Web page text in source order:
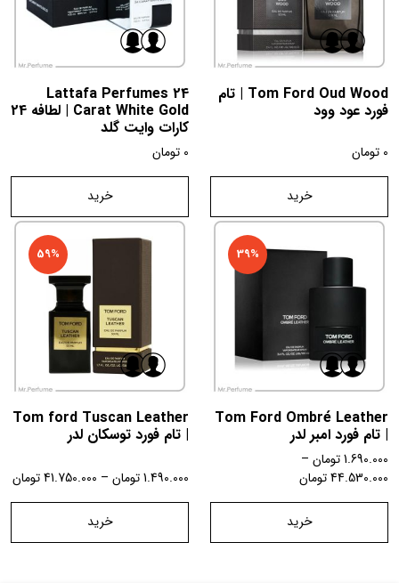
Tom Ford Oud Wood | تام
فورد عود وود
0 تومان
خرید
Lattafa Perfumes 24
Carat White Gold | لطافه 24
کارات وایت گلد
0 تومان
خرید
39%
Tom Ford Ombré Leather
| تام فورد امبر لدر
1.690.000تومان –
44.530.000تومان
خرید
59%
Tom ford Tuscan Leather
| تام فورد توسکان لدر
1.490.000تومان –
41.750.000تومان
خرید